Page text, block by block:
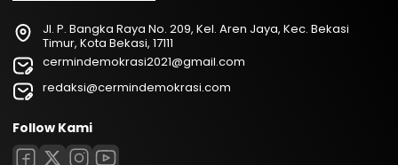
Jl. P. Bangka Raya No. 209, Kel. Aren Jaya, Kec. Bekasi
Timur, Kota Bekasi, 17111
cermindemokrasi2021@gmail.com
redaksi@cermindemokrasi.com
Follow Kami